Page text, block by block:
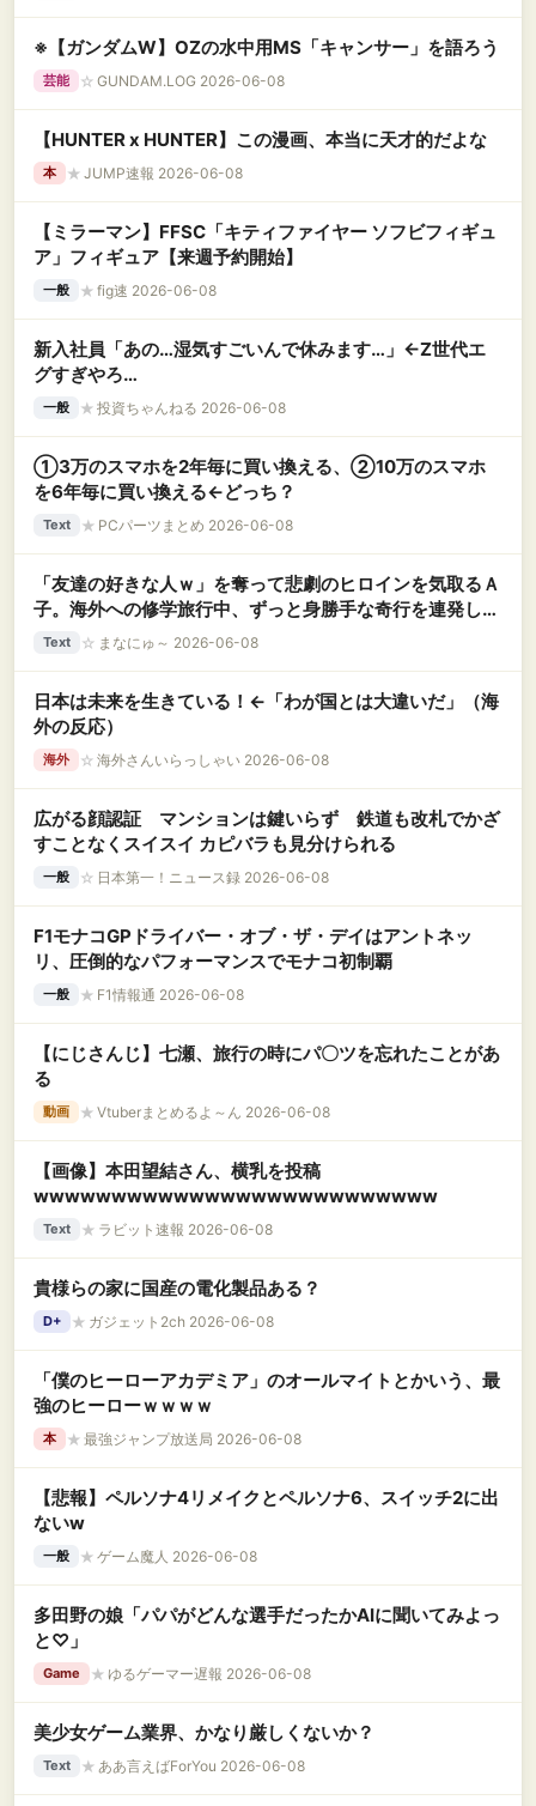
※【ガンダムW】OZの水中用MS「キャンサー」を語ろう
芸能 ☆ GUNDAM.LOG 2026-06-08
【HUNTER x HUNTER】この漫画、本当に天才的だよな
本 ★ JUMP速報 2026-06-08
【ミラーマン】FFSC「キティファイヤー ソフビフィギュ
ア」フィギュア【来週予約開始】
一般 ★ fig速 2026-06-08
新入社員「あの…湿気すごいんで休みます…」←Z世代エ
グすぎやろ…
一般 ★ 投資ちゃんねる 2026-06-08
①3万のスマホを2年毎に買い換える、②10万のスマホ
を6年毎に買い換える←どっち？
Text ★ PCパーツまとめ 2026-06-08
「友達の好きな人ｗ」を奪って悲劇のヒロインを気取るＡ
子。海外への修学旅行中、ずっと身勝手な奇行を連発して
周囲の逆鱗に触れた結果、グループ全員から即時ＣＯされ
Text ☆ まなにゅ～ 2026-06-08
日本は未来を生きている！←「わが国とは大違いだ」（海
外の反応）
海外 ☆ 海外さんいらっしゃい 2026-06-08
広がる顔認証 マンションは鍵いらず 鉄道も改札でかざ
すことなくスイスイ カピバラも見分けられる
一般 ☆ 日本第一！ニュース録 2026-06-08
F1モナコGPドライバー・オブ・ザ・デイはアントネッ
リ、圧倒的なパフォーマンスでモナコ初制覇
一般 ★ F1情報通 2026-06-08
【にじさんじ】七瀬、旅行の時にパ〇ツを忘れたことがあ
る
動画 ★ Vtuberまとめるよ～ん 2026-06-08
【画像】本田望結さん、横乳を投稿
wwwwwwwwwwwwwwwwwwwwwwwwww
Text ★ ラビット速報 2026-06-08
貴様らの家に国産の電化製品ある？
D+ ★ ガジェット2ch 2026-06-08
「僕のヒーローアカデミア」のオールマイトとかいう、最
強のヒーローｗｗｗｗ
本 ★ 最強ジャンプ放送局 2026-06-08
【悲報】ペルソナ4リメイクとペルソナ6、スイッチ2に出
ないw
一般 ★ ゲーム魔人 2026-06-08
多田野の娘「パパがどんな選手だったかAIに聞いてみよっ
と♡」
Game ★ ゆるゲーマー遅報 2026-06-08
美少女ゲーム業界、かなり厳しくないか？
Text ★ ああ言えばForYou 2026-06-08